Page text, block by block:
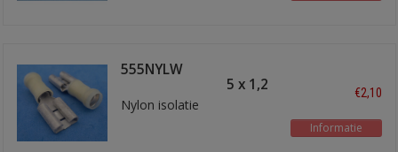
555NYLW
schuifstekker 9,5 x 1,2
Nylon isolatie
€2,10
Informatie